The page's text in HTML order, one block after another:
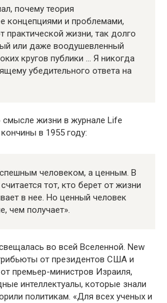
почему теория
концепциями и проблемами,
практической жизни, так долго
или даже воодушевленный
кругов публики … Я никогда
убедительного ответа на
смысле жизни в журнале Life
в 1955 году:
человеком, а ценным. В
тот, кто берет от жизни
в нее. Но ценный человек
чем получает».
во всей Вселенной. New
от президентов США и
премьер-министров Израиля,
интеллектуалы, которые знали
политикам. «Для всех ученых и